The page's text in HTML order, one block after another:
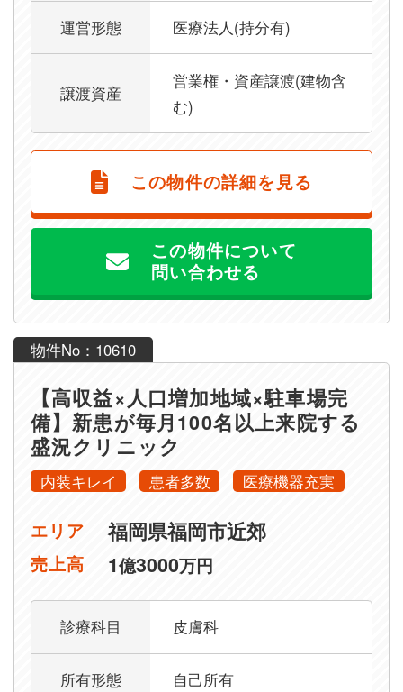
運営形態 医療法人(持分有)
譲渡資産
営業権・資産譲渡(建物含
む)
この物件の詳細を見る
この物件について
問い合わせる
物件No：10610
【高収益×人口増加地域×駐車場完
備】新患が毎月100名以上来院する
盛況クリニック
内装キレイ 患者多数 医療機器充実
エリア 福岡県福岡市近郊
売上高 1億3000万円
診療科目 皮膚科
所有形態 自己所有